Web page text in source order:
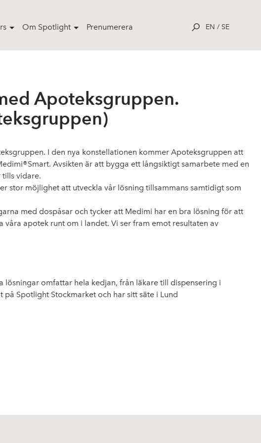
Om Spotlight Prenumerera EN / SE
Apoteksgruppen.
I den nya konstellationen kommer Apoteksgruppen att
Avsikten är att bygga ett långsiktigt samarbete med en
tills vidare.
stor möjlighet att utveckla vår lösning tillsammans samtidigt som
med dospåsar och tycker att Medimi har en bra lösning för att
apotek runt om i landet. Vi ser fram emot resultaten av
omfattar hela kedjan, från läkare till dispensering i
Spotlight Stockmarket och har sitt säte i Lund